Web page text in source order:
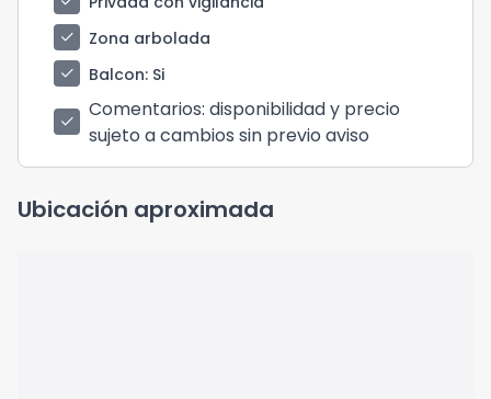
check
Zona arbolada
check
Balcon: Si
check Comentarios: disponibilidad y precio
sujeto a cambios sin previo aviso
Ubicación aproximada